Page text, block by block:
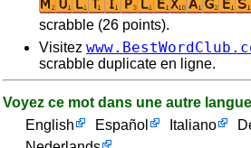
scrabble (26 points).
Visitez
scrabble duplicate en ligne.
Voyez ce mot dans une autre langue
English
Español Italiano